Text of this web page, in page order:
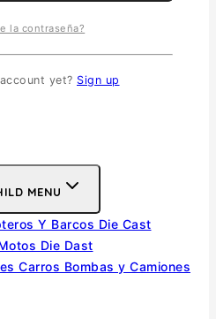
MENU
Y Barcos Die Cast
Die Dast
Carros Bombas y Camiones
la contraseña?
yet? Sign up